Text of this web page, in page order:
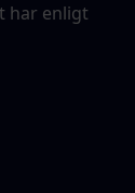
har enligt